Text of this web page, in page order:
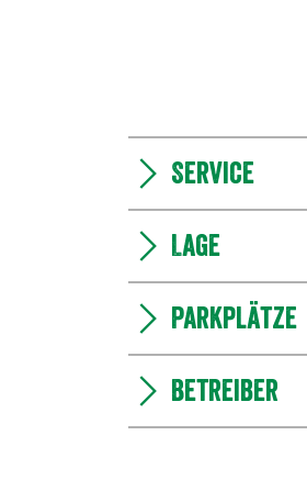
Service
Lage
Parkplätze
Betreiber